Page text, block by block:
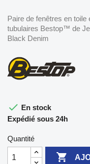
Paire de fenêtres en
tubulaires Bestop™ de
Black Denim
 En stock
Expédié sous 24h
Quantité
